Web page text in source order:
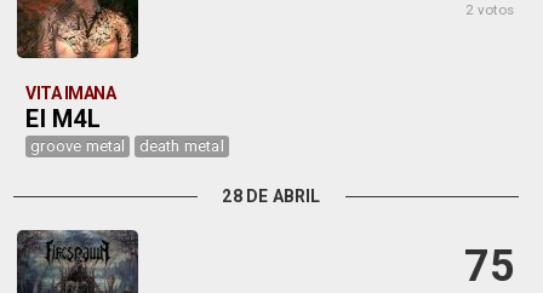
2 votos
VITA IMANA
El M4L
groove metal death metal
28 DE ABRIL
75